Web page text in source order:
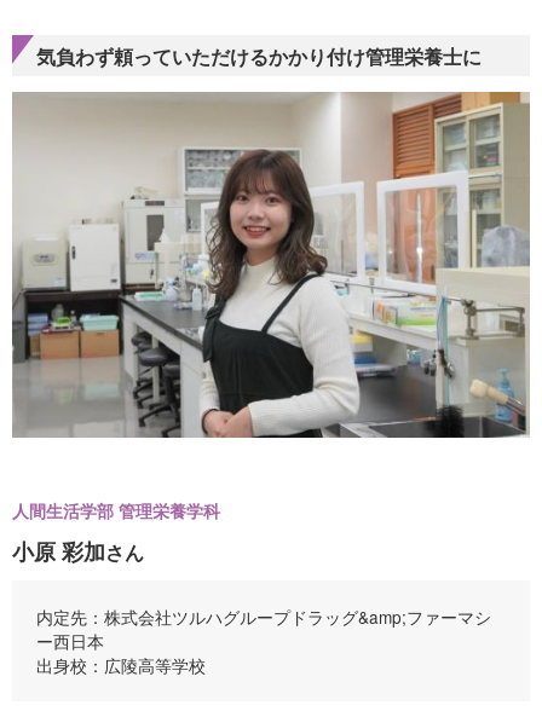
気負わず頼っていただけるかかり付け管理栄養士に
人間生活学部 管理栄養学科
小原 彩加さん
内定先：株式会社ツルハグループドラッグ&amp;ファーマシ
ー西日本
出身校：広陵高等学校